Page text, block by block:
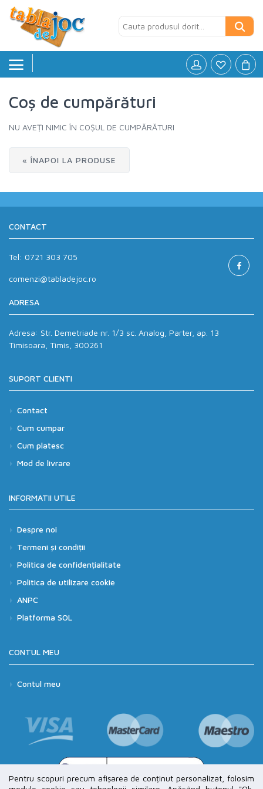
Board games »
Jocuri logice »
Petreceri si Aniversari
Coș de cumpărături
NU AVEȚI NIMIC ÎN COȘUL DE CUMPĂRĂTURI
« ÎNAPOI LA PRODUSE
CONTACT
Tel: 0721 303 705
comenzi@tabladejoc.ro
ADRESA
Adresa: Str. Demetriade nr. 1/3 sc. Analog, Parter, ap. 13
Timisoara, Timis, 300261
SUPORT CLIENTI
Contact
Cum cumpar
Cum platesc
Mod de livrare
INFORMATII UTILE
Despre noi
Termeni și condiții
Politica de confidențialitate
Politica de utilizare cookie
ANPC
Platforma SOL
CONTUL MEU
Contul meu
Pentru scopuri precum afișarea de conținut personalizat, folosim